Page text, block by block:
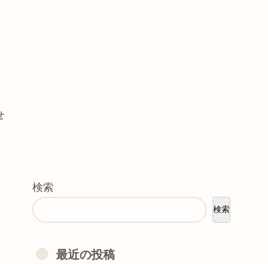
検索
検索
最近の投稿